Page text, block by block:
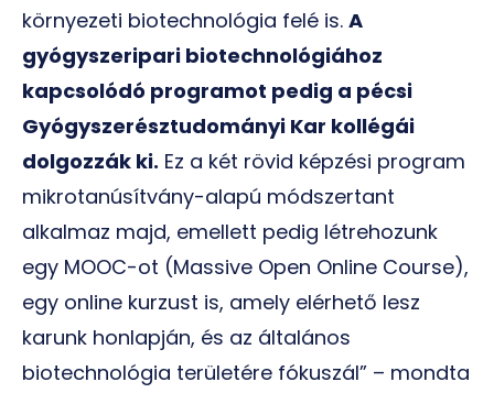
környezeti biotechnológia felé is. A
gyógyszeripari biotechnológiához
kapcsolódó programot pedig a pécsi
Gyógyszerésztudományi Kar kollégái
dolgozzák ki. Ez a két rövid képzési program
mikrotanúsítvány-alapú módszertant
alkalmaz majd, emellett pedig létrehozunk
egy MOOC-ot (Massive Open Online Course),
egy online kurzust is, amely elérhető lesz
karunk honlapján, és az általános
biotechnológia területére fókuszál” – mondta